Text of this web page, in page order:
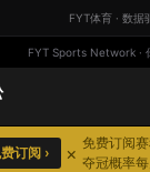
FYT体育 · 数据
FYT Sports Network ·
免费订阅赛
夺冠概率
订阅 › ×